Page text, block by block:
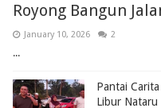
Royong Bangun
January 10, 2026 2
...
Pantai
Libur